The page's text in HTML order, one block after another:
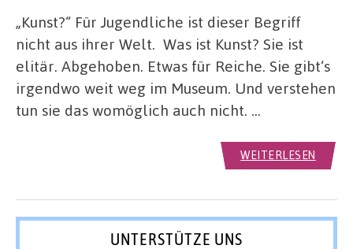
„Kunst?“ Für Jugendliche ist dieser Begriff
nicht aus ihrer Welt. Was ist Kunst? Sie ist
elitär. Abgehoben. Etwas für Reiche. Sie gibt‘s
irgendwo weit weg im Museum. Und verstehen
tun sie das womöglich auch nicht. …
WEITERLESEN
UNTERSTÜTZE UNS